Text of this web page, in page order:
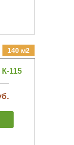
140 м2
115